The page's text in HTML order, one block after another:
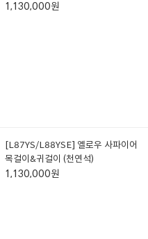
1,130,000원
[L87YS/L88YSE] 옐로우 사파이어
목걸이&귀걸이 (천연석)
1,130,000원